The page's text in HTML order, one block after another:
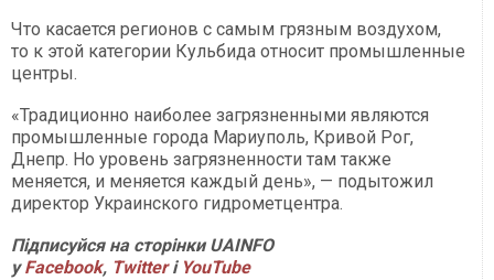
Что касается регионов с самым грязным воздухом,
то к этой категории Кульбида относит промышленные
центры.
«Традиционно наиболее загрязненными являются
промышленные города Мариуполь, Кривой Рог,
Днепр. Но уровень загрязненности там также
меняется, и меняется каждый день», — подытожил
директор Украинского гидрометцентра.
Підписуйся на сторінки UAINFO
уFacebook, Twitterі YouTube